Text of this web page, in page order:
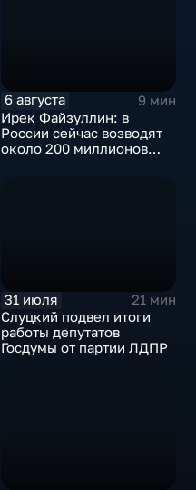
6 августа
9 мин
Ирек Файзуллин: в
России сейчас возводят
около 200 миллионов
31 июля
21 мин
Слуцкий подвел итоги
работы депутатов
Госдумы от партии ЛДПР